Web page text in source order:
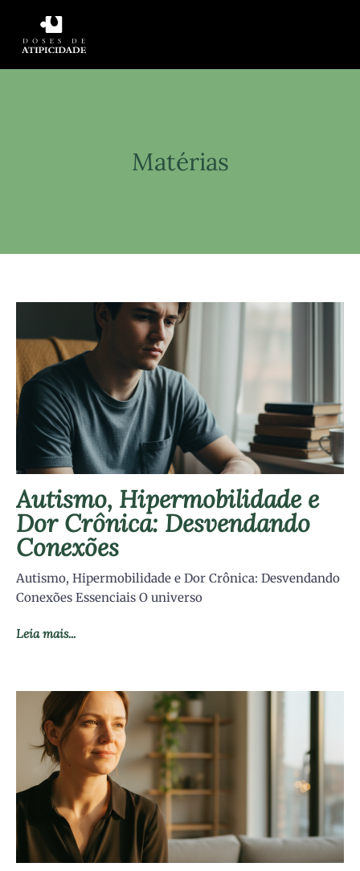
Matérias
Autismo, Hipermobilidade e
Dor Crônica: Desvendando
Conexões
Autismo, Hipermobilidade e Dor Crônica: Desvendando
Conexões Essenciais O universo
Leia mais...